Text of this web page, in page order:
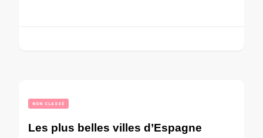
NON CLASSÉ
Les plus belles villes d’Espagne